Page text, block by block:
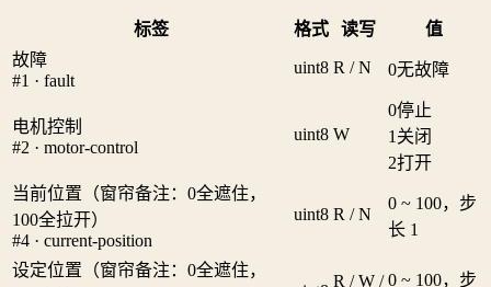
标签 格式 读写
值
故障
#1 · fault
uint8 R / N 0无故障
电机控制
#2 · motor-control
uint8 W
0停止
1 关闭
2打开
当前位置（窗帘备注：0全遮住，
100全拉开）
#4 · current-position
uint8 R / N
0 ~ 100，步
长 1
设定位置（窗帘备注：0全遮住，
R / W / 0 ~ 100，步